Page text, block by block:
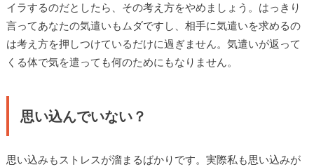
イラするのだとしたら、その考え方をやめましょう。はっきり
言ってあなたの気遣いもムダですし、相手に気遣いを求めるの
は考え方を押しつけているだけに過ぎません。気遣いが返って
くる体で気を遣っても何のためにもなりません。
思い込んでいない？
思い込みもストレスが溜まるばかりです。実際私も思い込みが